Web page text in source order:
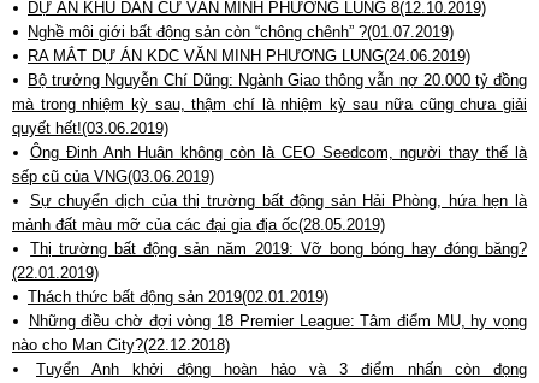
DỰ ÁN KHU DÂN CƯ VĂN MINH PHƯƠNG LUNG 8(12.10.2019)
Nghề môi giới bất động sản còn “chông chênh” ?(01.07.2019)
RA MẮT DỰ ÁN KDC VĂN MINH PHƯƠNG LUNG(24.06.2019)
Bộ trưởng Nguyễn Chí Dũng: Ngành Giao thông vẫn nợ 20.000 tỷ đồng
mà trong nhiệm kỳ sau, thậm chí là nhiệm kỳ sau nữa cũng chưa giải
quyết hết!(03.06.2019)
Ông Đinh Anh Huân không còn là CEO Seedcom, người thay thế là
sếp cũ của VNG(03.06.2019)
Sự chuyển dịch của thị trường bất động sản Hải Phòng, hứa hẹn là
mảnh đất màu mỡ của các đại gia địa ốc(28.05.2019)
Thị trường bất động sản năm 2019: Vỡ bong bóng hay đóng băng?
(22.01.2019)
Thách thức bất động sản 2019(02.01.2019)
Những điều chờ đợi vòng 18 Premier League: Tâm điểm MU, hy vọng
nào cho Man City?(22.12.2018)
Tuyển Anh khởi động hoàn hảo và 3 điểm nhấn còn đọng